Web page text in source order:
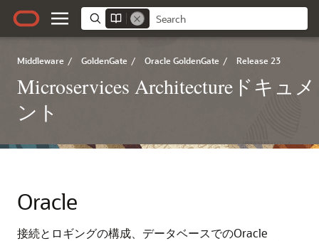
Middleware / GoldenGate / Oracle GoldenGate / Release 23
Microservices Architectureドキュメ
ント
Oracle
接続とロギングの構成、データベースでのOracle